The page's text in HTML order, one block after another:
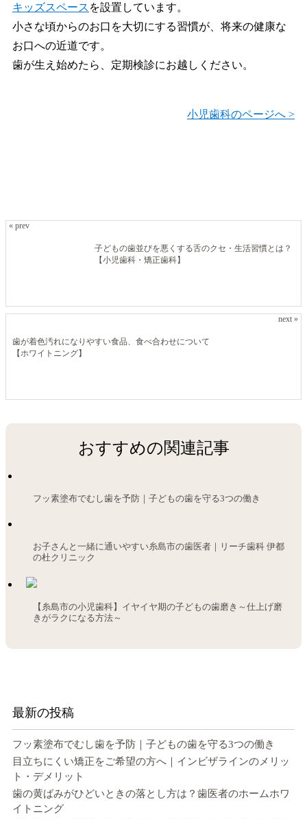
キッズスペース を設置しています。
小さな頃からのお口を大切にする習慣が、将来の健康な
お口への近道です。
歯が生え始めたら、定期検診にお越しください。
小児歯科のページへ >
« prev
子どもの歯並びを悪くする舌のクセ・生活習慣とは？
【小児歯科・矯正歯科】
next »
歯が着色汚れになりやすい食品、食べ合わせについて
【ホワイトニング】
おすすめの関連記事
フッ素塗布でむし歯を予防｜子どもの歯を守る3つの働き
お子さんと一緒に通いやすい糸島市の歯医者｜リーチ歯科 伊都
の杜クリニック
【糸島市の小児歯科】イヤイヤ期の子どもの歯磨き～仕上げ磨
きがラクになる方法～
最新の投稿
フッ素塗布でむし歯を予防｜子どもの歯を守る3つの働き
目立ちにくい矯正をご希望の方へ｜インビザラインのメリッ
ト・デメリット
歯の黄ばみがひどいときの落とし方は？歯医者のホームホワ
イトニング